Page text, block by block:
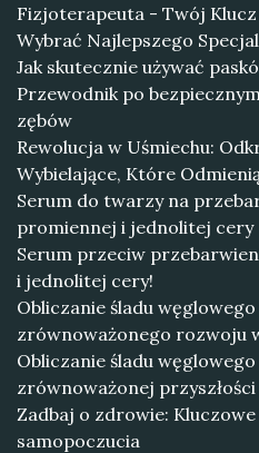
Fizjoterapeuta - Twój Klucz
Wybrać Najlepszego
Jak skutecznie używać
Przewodnik po
zębów
Rewolucja w Uśmiechu:
Wybielające, Które
Serum do twarzy na
promiennej i jednolitej cery
Serum przeciw
i jednolitej cery!
Obliczanie śladu
zrównoważonego rozwoju
Obliczanie śladu
zrównoważonej
Zadbaj o zdrowie:
samopoczucia